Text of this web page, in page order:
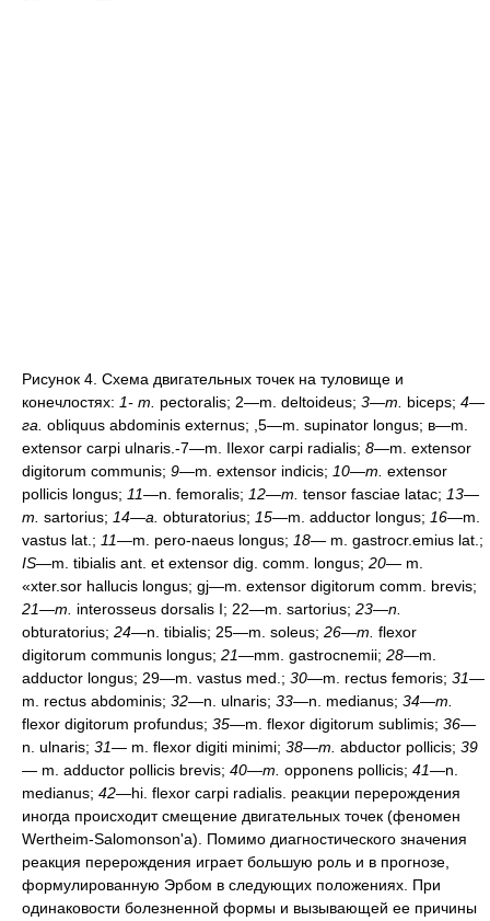
Рисунок 4. Схема двигательных точек на туловище и
конечлостях: 1- т. pectoralis; 2—m. deltoideus; 3—т. biceps; 4—
га. obliquus abdominis externus; ,5—m. supinator longus; в—m.
extensor carpi ulnaris.-7—m. Ilexor carpi radialis; 8—m. extensor
digitorum communis; 9—m. extensor indicis; 10—m. extensor
pollicis longus; 11—n. femoralis; 12—m. tensor fasciae latac; 13—
m. sartorius; 14—a. obturatorius; 15—m. adductor longus; 16—m.
vastus lat.; 11—m. pero-naeus longus; 18— m. gastrocr.emius lat.;
IS—m. tibialis ant. et extensor dig. comm. longus; 20— m.
«xter.sor hallucis longus; gj—m. extensor digitorum comm. brevis;
21—m. interosseus dorsalis I; 22—m. sartorius; 23—n.
obturatorius; 24—n. tibialis; 25—m. soleus; 26—m. flexor
digitorum communis longus; 21—mm. gastrocnemii; 28—m.
adductor longus; 29—m. vastus med.; 30—m. rectus femoris; 31—
m. rectus abdominis; 32—n. ulnaris; 33—n. medianus; 34—m.
flexor digitorum profundus; 35—m. flexor digitorum sublimis; 36—
n. ulnaris; 31— m. flexor digiti minimi; 38—m. abductor pollicis; 39
— m. adductor pollicis brevis; 40—m. opponens pollicis; 41—n.
medianus; 42—hi. flexor carpi radialis. реакции перерождения
иногда происходит смещение двигательных точек (феномен
Wertheim-Salomonson'a). Помимо диагностического значения
реакция перерождения играет большую роль и в прогнозе,
формулированную Эрбом в следующих положениях. При
одинаковости болезненной формы и вызывающей ее причины